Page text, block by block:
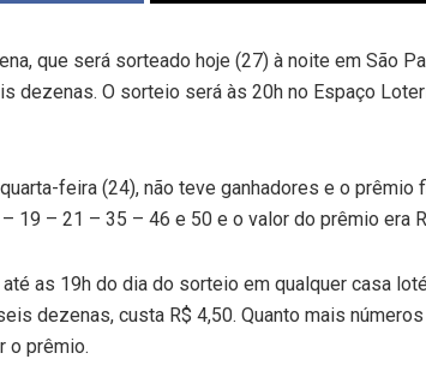
que será sorteado hoje (27) à noite em São
dezenas. O sorteio será às 20h no Espaço
feira (24), não teve ganhadores e o prêmio
19 – 21 – 35 – 46 e 50 e o valor do prêmio era
as 19h do dia do sorteio em qualquer casa
dezenas, custa R$ 4,50. Quanto mais
o prêmio.